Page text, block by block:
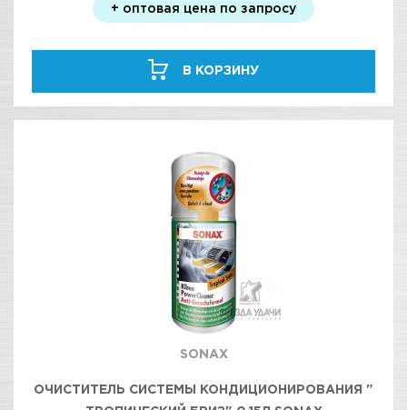
+ оптовая цена по запросу
В КОРЗИНУ
SONAX
ОЧИСТИТЕЛЬ СИСТЕМЫ КОНДИЦИОНИРОВАНИЯ "